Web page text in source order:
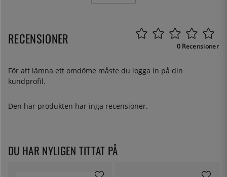
RECENSIONER 0 Recensioner
För att lämna ett omdöme måste du logga in på din
kundprofil.
Den här produkten har inga recensioner.
DU HAR NYLIGEN TITTAT PÅ